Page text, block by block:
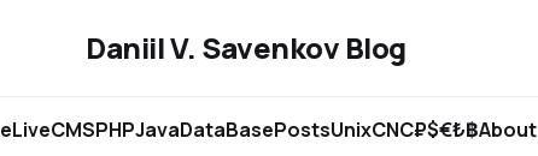
Daniil V. Savenkov Blog
LiveCMSPHPJavaDataBasePostsUnixCNC₽$€₺฿About